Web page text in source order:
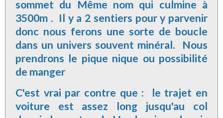
sommet du Même nom qui culmine à
3500m . Il y a 2 sentiers pour y parvenir
donc nous ferons une sorte de boucle
dans un univers souvent minéral. Nous
prendrons le pique nique ou possibilité
de manger
C'est vrai par contre que : le trajet en
voiture est assez long jusqu'au col